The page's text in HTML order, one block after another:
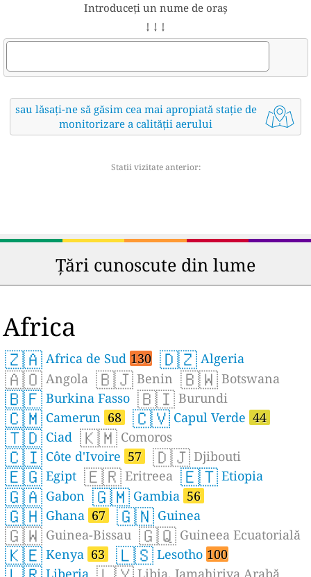
Introduceți un nume de oraș
↓ ↓ ↓
sau lăsați-ne să găsim cea mai apropiată stație de
monitorizare a calității aerului
Statii vizitate anterior:
Țări cunoscute din lume
Africa
🇿🇦 Africa de Sud 130 🇩🇿 Algeria
🇦🇴 Angola 🇧🇯 Benin 🇧🇼 Botswana
🇧🇫 Burkina Fasso 🇧🇮 Burundi
🇨🇲 Camerun 68 🇨🇻 Capul Verde 44
🇹🇩 Ciad 🇰🇲 Comoros
🇨🇮 Côte d'Ivoire 57 🇩🇯 Djibouti
🇪🇬 Egipt 🇪🇷 Eritreea 🇪🇹 Etiopia
🇬🇦 Gabon 🇬🇲 Gambia 56
🇬🇭 Ghana 67 🇬🇳 Guinea
🇬🇼 Guinea-Bissau 🇬🇶 Guineea Ecuatorială
🇰🇪 Kenya 63 🇱🇸 Lesotho 100